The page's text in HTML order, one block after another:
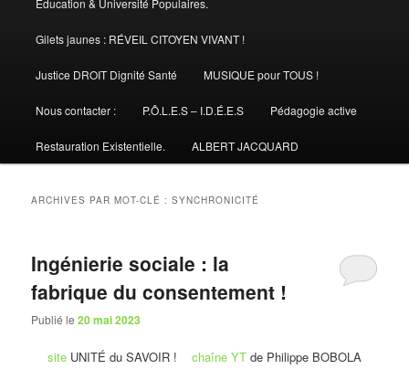
Gilets jaunes : RÉVEIL CITOYEN VIVANT !
Justice DROIT Dignité Santé MUSIQUE pour TOUS !
Nous contacter : P.Ô.L.E.S – I.D.É.E.S Pédagogie active
Restauration Existentielle. ALBERT JACQUARD
ARCHIVES PAR MOT-CLÉ :SYNCHRONICITÉ
Ingénierie sociale : la
fabrique du consentement !
Publié le20 mai 2023
site UNITÉ du SAVOIR ! chaîne YT de Philippe BOBOLA